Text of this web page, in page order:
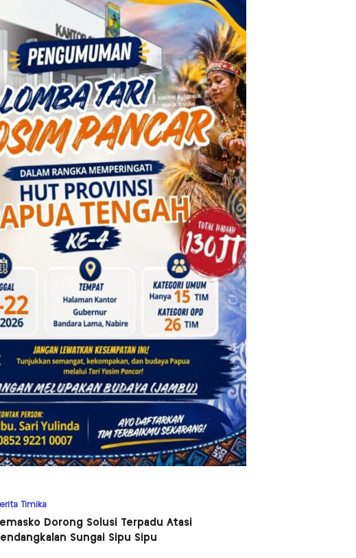
Timika
Dorong Solusi Terpadu Atasi
Sungai Sipu Sipu